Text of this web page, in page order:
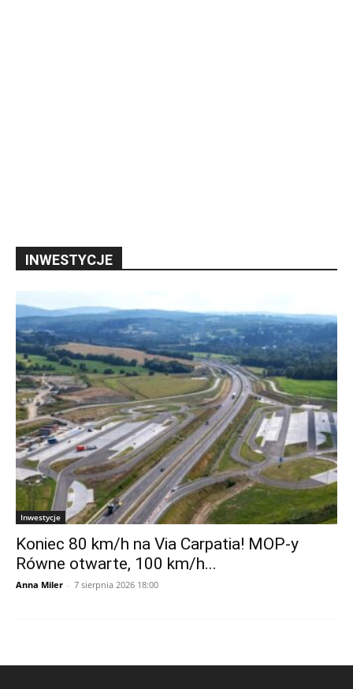
INWESTYCJE
Inwestycje
Koniec 80 km/h na Via Carpatia! MOP-y
Równe otwarte, 100 km/h...
Anna Miler - 7 sierpnia 2026 18:00